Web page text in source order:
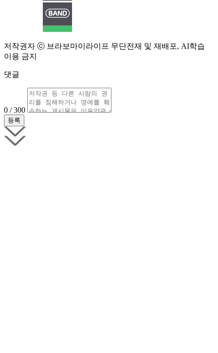
저작권자 ⓒ 브라보마이라이프 무단전재 및 재배포, AI학습
이용 금지
댓글
0 / 300